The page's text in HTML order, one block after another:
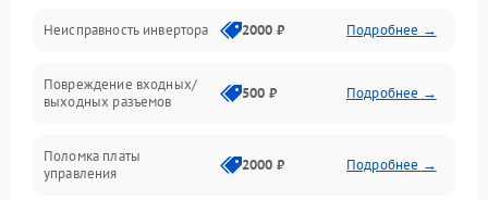
Механические повреждения
Механика
Неисправность инвертора 2000 ₽ Подробнее →
Повреждение входных/
выходных разъемов
500 ₽ Подробнее →
Поломка платы
управления
2000 ₽ Подробнее →